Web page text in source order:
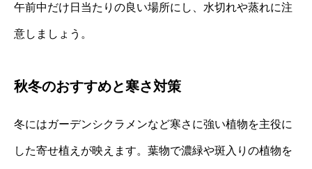
午前中だけ日当たりの良い場所にし、水切れや蒸れに注
意しましょう。
秋冬のおすすめと寒さ対策
冬にはガーデンシクラメンなど寒さに強い植物を主役に
した寄せ植えが映えます。葉物で濃緑や斑入りの植物を